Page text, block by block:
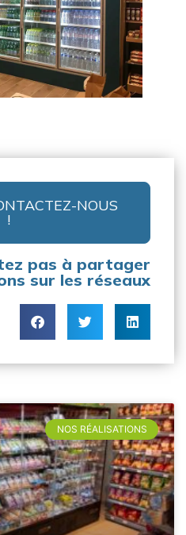
NOUS
!
pas à partager
sur les réseaux
NOS RÉALISATIONS